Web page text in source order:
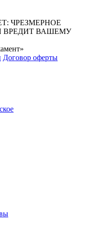
ЧРЕЗМЕРНОЕ
ВРЕДИТ ВАШЕМУ
Договор оферты